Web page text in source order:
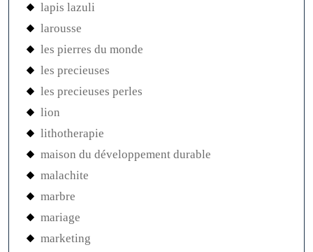
lapis lazuli
larousse
les pierres du monde
les precieuses
les precieuses perles
lion
lithotherapie
maison du développement durable
malachite
marbre
mariage
marketing